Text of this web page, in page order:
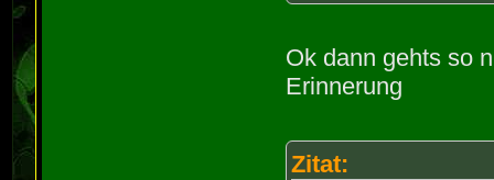
Ok dann gehts so
Erinnerung
Zitat: